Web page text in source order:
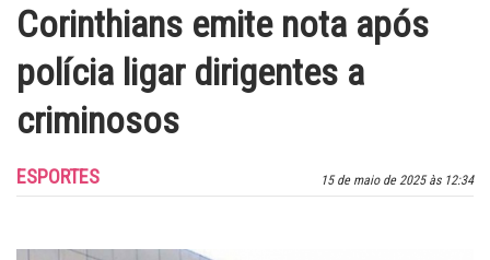
Corinthians emite nota após
polícia ligar dirigentes a
criminosos
15 de maio de 2025 às 12:34
ESPORTES